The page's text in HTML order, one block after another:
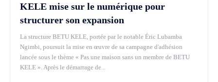
KELE mise sur le numérique pour
structurer son expansion
La structure BETU KELE, portée par le notable Éric Lubamba
Ngimbi, poursuit la mise en œuvre de sa campagne d'adhésion
lancée sous le thème « Pas une maison sans un membre de BETU
KELE ». Après le démarrage de...